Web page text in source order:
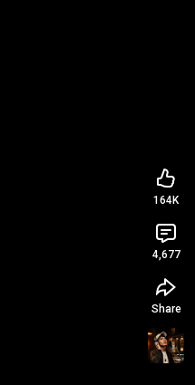
164K
4,677
Share